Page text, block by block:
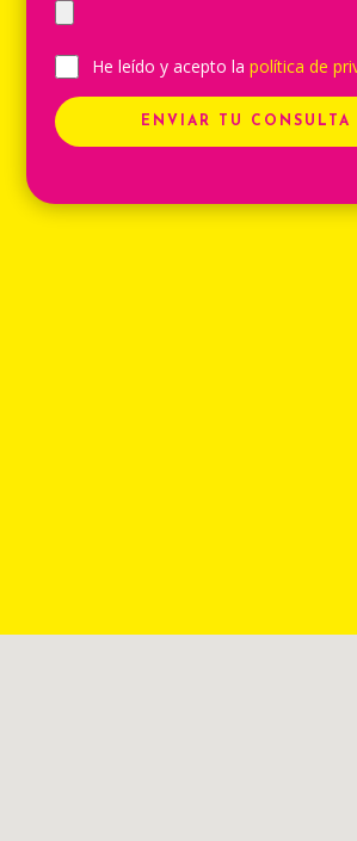
He leído y acepto lapolítica de